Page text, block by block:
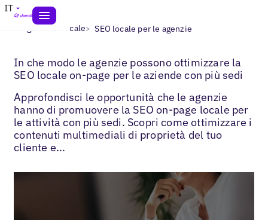
IT
Blogs> SEO locale> SEO locale per le agenzie
In che modo le agenzie possono ottimizzare la
SEO locale on-page per le aziende con più sedi
Approfondisci le opportunità che le agenzie
hanno di promuovere la SEO on-page locale per
le attività con più sedi. Scopri come ottimizzare i
contenuti multimediali di proprietà del tuo
cliente e...